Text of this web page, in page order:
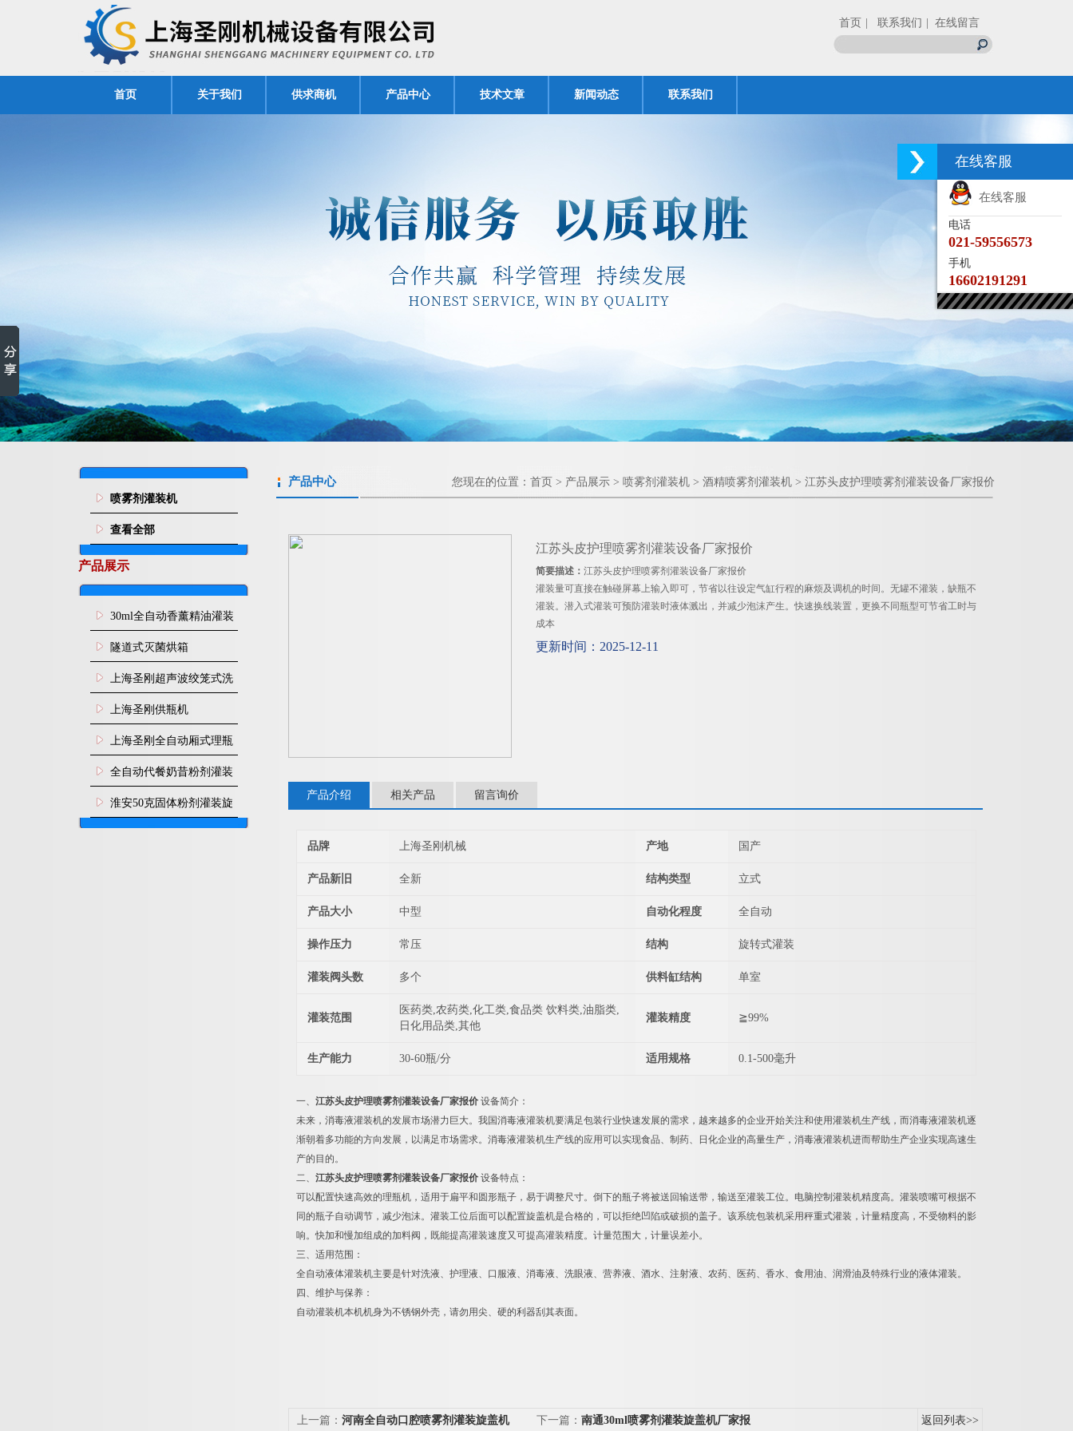
首页 | 联系我们 | 在线留言
首页 关于我们 供求商机 产品中心 技术文章 新闻动态 联系我们
喷雾剂灌装机
查看全部
产品展示
30ml全自动香薰精油灌装
旋盖机
隧道式灭菌烘箱
上海圣刚超声波绞笼式洗
瓶机
上海圣刚供瓶机
上海圣刚全自动厢式理瓶
机
全自动代餐奶昔粉剂灌装
生产线
淮安50克固体粉剂灌装旋
盖机
产品中心 您现在的位置： 首页 > 产品展示 > 喷雾剂灌装机 > 酒精喷雾剂灌装机 > 江苏头皮护理喷雾剂灌装设备厂家报价
江苏头皮护理喷雾剂灌装设备厂家报价
简要描述： 江苏头皮护理喷雾剂灌装设备厂家报价
灌装量可直接在触碰屏幕上输入即可，节省以往设定气缸行程的麻烦及调机的时间。无罐不灌装，缺瓶不
灌装。潜入式灌装可预防灌装时液体溅出，并减少泡沫产生。快速换线装置，更换不同瓶型可节省工时与
成本
更新时间：2025-12-11
产品介绍 相关产品 留言询价
品牌 上海圣刚机械 产地 国产
产品新旧 全新 结构类型 立式
产品大小 中型 自动化程度 全自动
操作压力 常压 结构 旋转式灌装
灌装阀头数 多个 供料缸结构 单室
灌装范围
医药类,农药类,化工类,食品类 饮料类,油脂类,
日化用品类,其他
灌装精度 ≧99%
生产能力 30-60瓶/分 适用规格 0.1-500毫升
一、 江苏头皮护理喷雾剂灌装设备厂家报价 设备简介：
未来，消毒液灌装机的发展市场潜力巨大。我国消毒液灌装机要满足包装行业快速发展的需求，越来越多的企业开始关注和使用灌装机生产线，而消毒液灌装机逐
渐朝着多功能的方向发展，以满足市场需求。消毒液灌装机生产线的应用可以实现食品、制药、日化企业的高量生产，消毒液灌装机进而帮助生产企业实现高速生
产的目的。
二、 江苏头皮护理喷雾剂灌装设备厂家报价 设备特点：
可以配置快速高效的理瓶机，适用于扁平和圆形瓶子，易于调整尺寸。倒下的瓶子将被送回输送带，输送至灌装工位。电脑控制灌装机精度高。灌装喷嘴可根据不
同的瓶子自动调节，减少泡沫。灌装工位后面可以配置旋盖机是合格的，可以拒绝凹陷或破损的盖子。该系统包装机采用秤重式灌装，计量精度高，不受物料的影
响。快加和慢加组成的加料阀，既能提高灌装速度又可提高灌装精度。计量范围大，计量误差小。
三、适用范围：
全自动液体灌装机主要是针对洗液、护理液、口服液、消毒液、洗眼液、营养液、酒水、注射液、农药、医药、香水、食用油、润滑油及特殊行业的液体灌装。
四、维护与保养：
自动灌装机本机机身为不锈钢外壳，请勿用尖、硬的利器刮其表面。
上一篇： 河南全自动口腔喷雾剂灌装旋盖机 下一篇： 南通30ml喷雾剂灌装旋盖机厂家报 返回列表>>
在线客服
在线客服
电话
021-59556573
手机
16602191291